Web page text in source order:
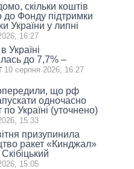
скільки коштів
до Фонду підтримки
України у липні
16:27
Україні
до 7,7% –
10 серпня 2026, 16:27
що рф
одночасно
по Україні (уточнено)
15:33
призупинила
ракет «Кинджал»
15:05